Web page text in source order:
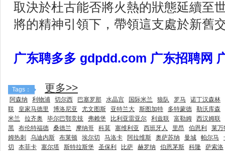
取決於杜古能否將火熱的狀態延續至
將的精神引領下，帶領這支處於新舊
广东聘多多 gdpdd.com 广东招聘网
Tags： 更多>>
阿森纳 利物浦 切尔西 巴塞罗那 水晶宫 国际米兰 狼队 罗马
诺丁汉森林
联
皇家马德里 博洛尼亚 尤文图斯 亚特兰大 斯图加特 多特蒙德
勒沃库森
米兰
拉齐奥 毕尔巴鄂竞技 弗赖堡 比利亚雷亚尔 利兹联 富勒姆
西汉姆联
黑
布伦特福德 桑德兰 摩纳哥 科莫 塞维利亚 西班牙人 里昂 伯恩利
莱万
姆热刺
乌迪内斯 布莱顿 埃尔切 马洛卡 阿拉维斯 奥萨苏纳 曼城 帕尔马
切
本菲卡 塞尔塔 斯特拉斯堡 圣保利 比萨 赫罗纳 伯恩茅斯 科隆
萨索洛